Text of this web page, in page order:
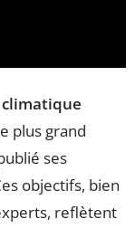
plus grand
ses
objectifs, bien
reflètent